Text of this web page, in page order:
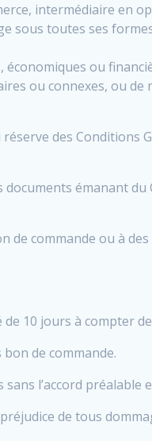
intermédiaire en
sous toutes ses
ou
ou connexes, ou
des Conditions
émanant du
commande ou à
de 10 jours à compter
de commande.
l’accord préalable
de tous